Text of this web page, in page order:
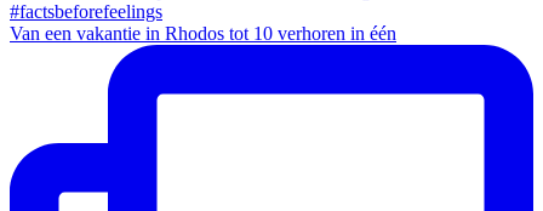
Van een vakantie in Rhodos tot 10 verhoren in één